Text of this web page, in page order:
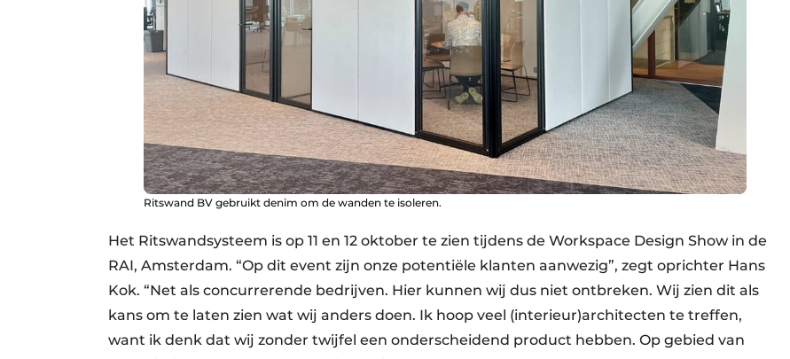
Ritswand BV gebruikt denim om de wanden te isoleren.
Het Ritswandsysteem is op 11 en 12 oktober te zien tijdens de Workspace Design Show in de
RAI, Amsterdam. “Op dit event zijn onze potentiële klanten aanwezig”, zegt oprichter Hans
Kok. “Net als concurrerende bedrijven. Hier kunnen wij dus niet ontbreken. Wij zien dit als
kans om te laten zien wat wij anders doen. Ik hoop veel (interieur)architecten te treffen,
want ik denk dat wij zonder twijfel een onderscheidend product hebben. Op gebied van